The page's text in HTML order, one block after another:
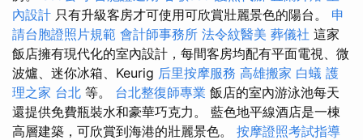
內設計 只有升級客房才可使用可欣賞壯麗景色的陽台。 申
請台胞證照片規範 會計師事務所 法令紋醫美 葬儀社 這家
飯店擁有現代化的室內設計，每間客房均配有平面電視、微
波爐、迷你冰箱、Keurig 后里按摩服務 高雄搬家 白蟻 護
理之家 台北 等。 台北整復師專業 飯店的室內游泳池每天
還提供免費瓶裝水和豪華巧克力。 藍色地平線酒店是一棟
高層建築，可欣賞到海港的壯麗景色。 按摩證照考試指導